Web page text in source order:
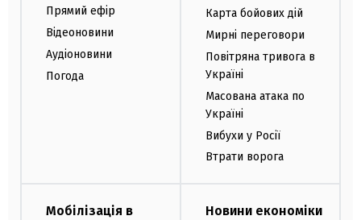
Прямий ефір
Відеоновини
Аудіоновини
Погода
Карта бойових дій
Мирні переговори
Повітряна тривога в
Україні
Масована атака по
Україні
Вибухи у Росії
Втрати ворога
Мобілізація в
Новини економіки